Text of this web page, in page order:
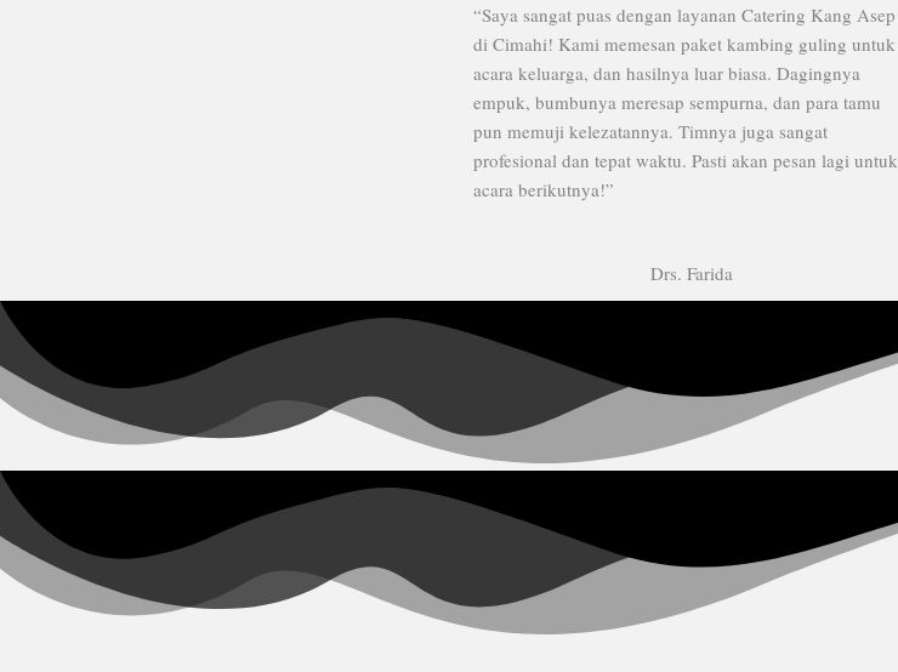
“Saya sangat puas dengan layanan Catering Kang Asep
di Cimahi! Kami memesan paket kambing guling untuk
acara keluarga, dan hasilnya luar biasa. Dagingnya
empuk, bumbunya meresap sempurna, dan para tamu
pun memuji kelezatannya. Timnya juga sangat
profesional dan tepat waktu. Pasti akan pesan lagi untuk
acara berikutnya!”
Drs. Farida